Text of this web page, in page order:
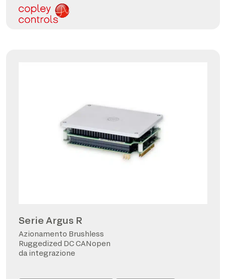
Serie Argus R
Azionamento Brushless
Ruggedized DC CANopen
da integrazione